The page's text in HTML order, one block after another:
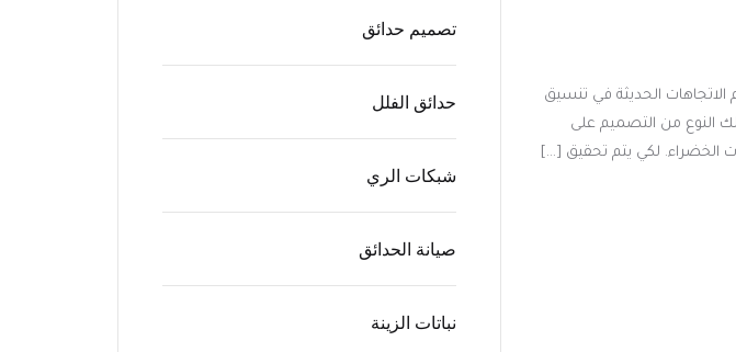
الحديثة في تنسيق
النوع من التصميم على
الخضراء. لكي يتم تحقيق […]
تصميم حدائق
حدائق الفلل
شبكات الري
صيانة الحدائق
نباتات الزينة